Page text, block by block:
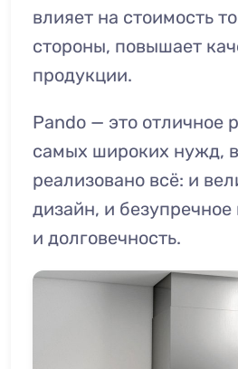
влияет на стоимость
стороны, повышает
продукции.
Pando — это отличное
самых широких нужд,
реализовано всё: и
дизайн, и
и долговечность.